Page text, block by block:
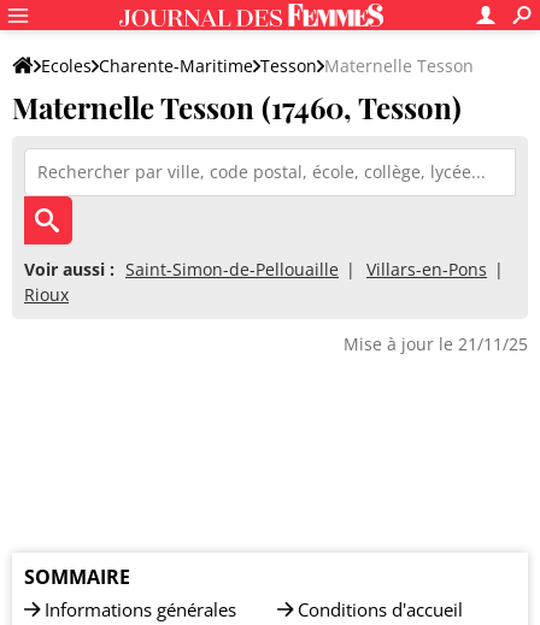
Ecoles Charente-Maritime Tesson Maternelle Tesson
Maternelle Tesson (17460, Tesson)
Voir aussi : Saint-Simon-de-Pellouaille
Villars-en-Pons
Rioux
Mise à jour le 21/11/25
SOMMAIRE
Informations générales
Conditions d'accueil